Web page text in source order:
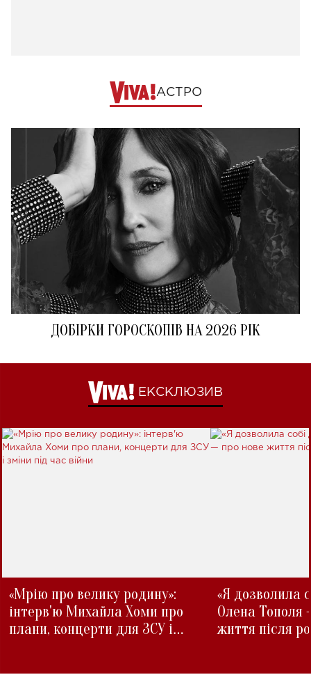
АСТРО
ДОБІРКИ ГОРОСКОПІВ НА 2026 РІК
ЕКСКЛЮЗИВ
«Мрію про велику родину»:
інтерв'ю Михайла Хоми про
плани, концерти для ЗСУ і
«Я дозволила
Олена Тополя
життя після